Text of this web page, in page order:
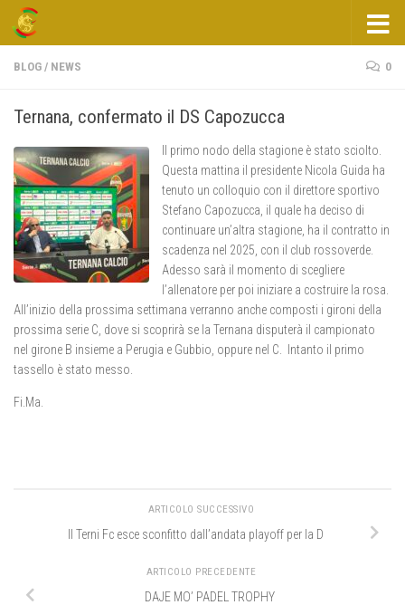
Salta al contenuto
BLOG / NEWS 0
Ternana, confermato il DS Capozucca
Il primo nodo della stagione è stato sciolto.
Questa mattina il presidente Nicola Guida ha
tenuto un colloquio con il direttore sportivo
Stefano Capozucca, il quale ha deciso di
continuare un’altra stagione, ha il contratto in
scadenza nel 2025, con il club rossoverde.
Adesso sarà il momento di scegliere
l’allenatore per poi iniziare a costruire la rosa.
All’inizio della prossima settimana verranno anche composti i gironi della
prossima serie C, dove si scoprirà se la Ternana disputerà il campionato
nel girone B insieme a Perugia e Gubbio, oppure nel C. Intanto il primo
tassello è stato messo.
Fi.Ma.
ARTICOLO SUCCESSIVO
Il Terni Fc esce sconfitto dall’andata playoff per la D
ARTICOLO PRECEDENTE
DAJE MO’ PADEL TROPHY